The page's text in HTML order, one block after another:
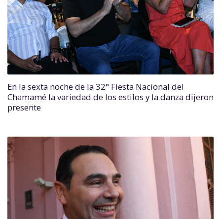
En la sexta noche de la 32° Fiesta Nacional del
Chamamé la variedad de los estilos y la danza dijeron
presente